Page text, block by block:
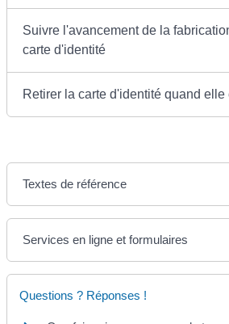
Suivre l'avancement de la
carte d'identité
Retirer la carte d'identité quand elle
Textes de référence
Services en ligne et formulaires
Questions ? Réponses !